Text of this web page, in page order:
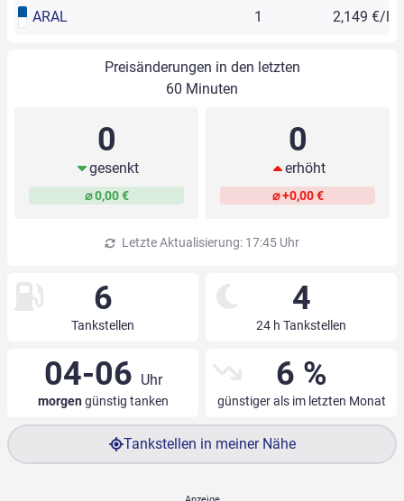
ARAL 1 2,149 €/l
Preisänderungen in den letzten
60 Minuten
0
gesenkt
⌀ 0,00 €
0
erhöht
⌀ +0,00 €
Letzte Aktualisierung: 17:45 Uhr
6
Tankstellen
4
24 h Tankstellen
04-06 Uhr
morgengünstig tanken
6 %
günstiger als im letzten Monat
Tankstellen in meiner Nähe